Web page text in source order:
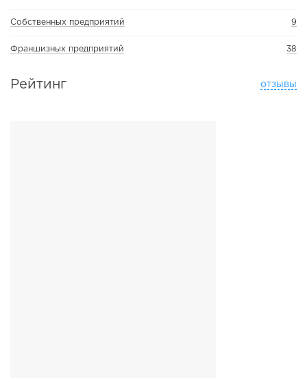
Собственных предприятий 9
Франшизных предприятий 38
Рейтинг отзывы